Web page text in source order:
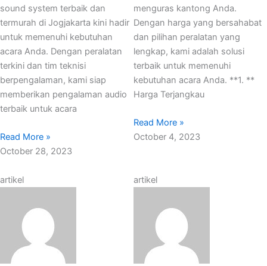
sound system terbaik dan
termurah di Jogjakarta kini hadir
untuk memenuhi kebutuhan
acara Anda. Dengan peralatan
terkini dan tim teknisi
berpengalaman, kami siap
memberikan pengalaman audio
terbaik untuk acara
Read More »
October 28, 2023
menguras kantong Anda.
Dengan harga yang bersahabat
dan pilihan peralatan yang
lengkap, kami adalah solusi
terbaik untuk memenuhi
kebutuhan acara Anda. **1. **
Harga Terjangkau
Read More »
October 4, 2023
artikel artikel